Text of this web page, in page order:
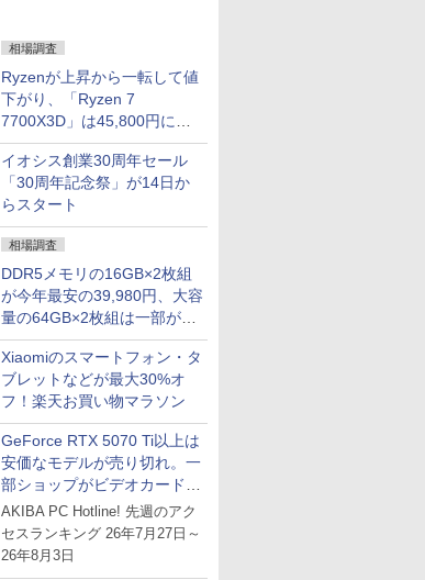
相場調査
Ryzenが上昇から一転して値
下がり、「Ryzen 7
7700X3D」は45,800円に急
落し「Ryzen 7 7800X3D」
との価格逆転解消 [8月前半の
CPU価格]
イオシス創業30周年セール
「30周年記念祭」が14日か
らスタート
相場調査
DDR5メモリの16GB×2枚組
が今年最安の39,980円、大容
量の64GB×2枚組は一部が続
騰 [8月前半のメモリ価格]
Xiaomiのスマートフォン・タ
ブレットなどが最大30%オ
フ！楽天お買い物マラソン
GeForce RTX 5070 Ti以上は
安価なモデルが売り切れ。一
部ショップがビデオカードの
購入制限を実施したニュース
が注目を集める
AKIBA PC Hotline! 先週のアク
セスランキング 26年7月27日～
26年8月3日